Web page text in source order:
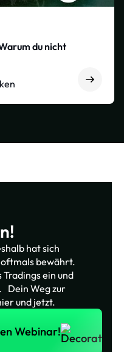
du nicht
hat sich
bewährt.
Tradings ein und
Dein Weg zur
und jetzt.
Webinar!